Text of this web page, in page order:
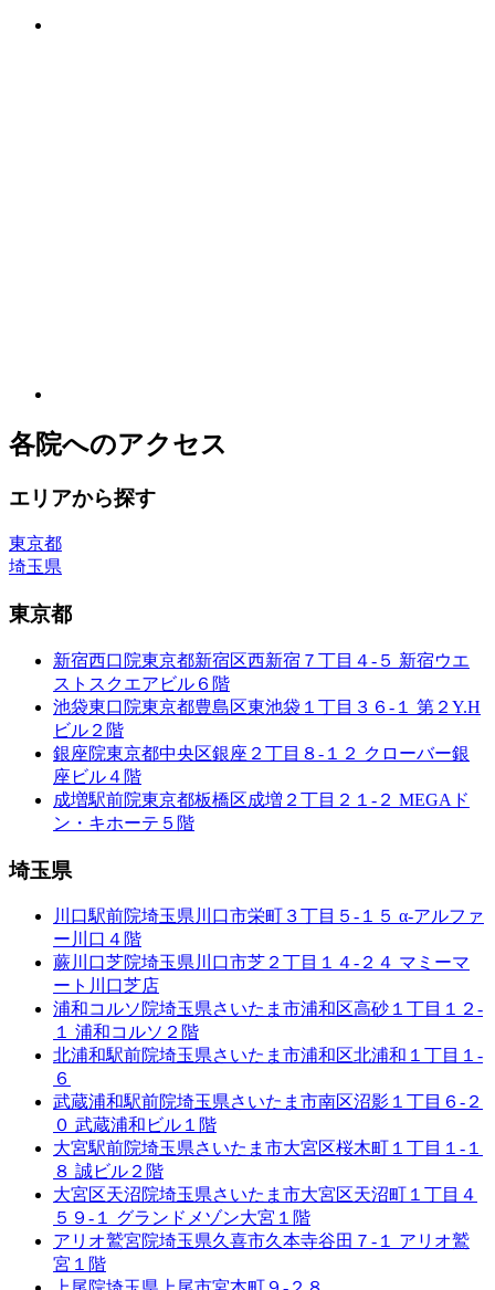
各院へのアクセス
エリアから探す
東京都
埼玉県
東京都
新宿西口院東京都新宿区西新宿７丁目４-５ 新宿ウエ
ストスクエアビル６階
池袋東口院東京都豊島区東池袋１丁目３６-１ 第２Y.H
ビル２階
銀座院東京都中央区銀座２丁目８-１２ クローバー銀
座ビル４階
成増駅前院東京都板橋区成増２丁目２１-２ MEGAド
ン・キホーテ５階
埼玉県
川口駅前院埼玉県川口市栄町３丁目５-１５ α-アルファ
ー川口４階
蕨川口芝院埼玉県川口市芝２丁目１４-２４ マミーマ
ート川口芝店
浦和コルソ院埼玉県さいたま市浦和区高砂１丁目１２-
１ 浦和コルソ２階
北浦和駅前院埼玉県さいたま市浦和区北浦和１丁目１-
６
武蔵浦和駅前院埼玉県さいたま市南区沼影１丁目６-２
０ 武蔵浦和ビル１階
大宮駅前院埼玉県さいたま市大宮区桜木町１丁目１-１
８ 誠ビル２階
大宮区天沼院埼玉県さいたま市大宮区天沼町１丁目４
５９-１ グランドメゾン大宮１階
アリオ鷲宮院埼玉県久喜市久本寺谷田７-１ アリオ鷲
宮１階